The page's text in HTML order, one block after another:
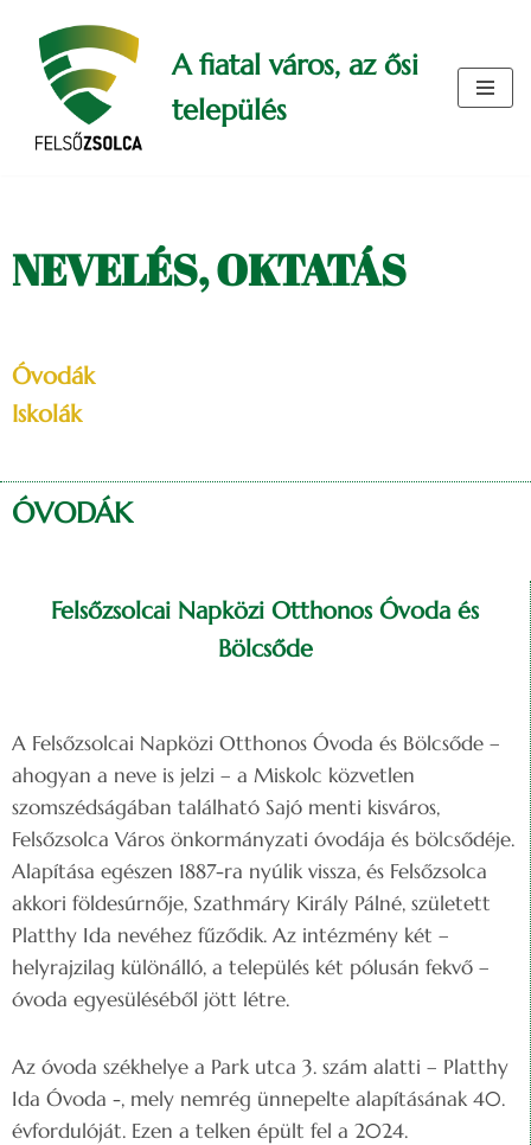
Skip
content
A fiatal város, az ősi
település
NEVELÉS, OKTATÁS
Óvodák
Iskolák
ÓVODÁK
Felsőzsolcai Napközi Otthonos Óvoda és
Bölcsőde
A Felsőzsolcai Napközi Otthonos Óvoda és Bölcsőde –
ahogyan a neve is jelzi – a Miskolc közvetlen
szomszédságában található Sajó menti kisváros,
Felsőzsolca Város önkormányzati óvodája és bölcsődéje.
Alapítása egészen 1887-ra nyúlik vissza, és Felsőzsolca
akkori földesúrnője, Szathmáry Király Pálné, született
Platthy Ida nevéhez fűződik. Az intézmény két –
helyrajzilag különálló, a település két pólusán fekvő –
óvoda egyesüléséből jött létre.
Az óvoda székhelye a Park utca 3. szám alatti – Platthy
Ida Óvoda -, mely nemrég ünnepelte alapításának 40.
évfordulóját. Ezen a telken épült fel a 2024.